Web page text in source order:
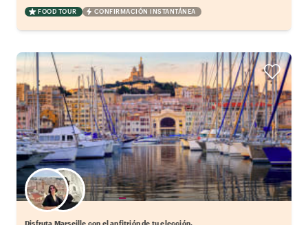
FOOD TOUR CONFIRMACIÓN INSTANTÁNEA
Elige tu local favorito
Disfruta Marseille con el anfitrión de tu elección.